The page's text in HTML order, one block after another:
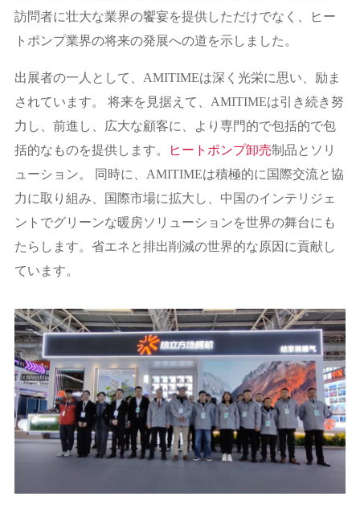
訪問者に壮大な業界の饗宴を提供しただけでなく、ヒー
トポンプ業界の将来の発展への道を示しました。
出展者の一人として、AMITIMEは深く光栄に思い、励ま
されています。 将来を見据えて、AMITIMEは引き続き努
力し、前進し、広大な顧客に、より専門的で包括的で包
括的なものを提供します。
ヒートポンプ卸売制品とソリ
ューション。 同時に、AMITIMEは積極的に国際交流と協
力に取り組み、国際市場に拡大し、中国のインテリジェ
ントでグリーンな暖房ソリューションを世界の舞台にも
たらします。省エネと排出削減の世界的な原因に貢献し
ています。